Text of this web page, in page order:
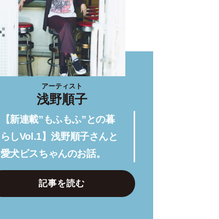
アーティスト
浅野順子
【新連載”もふもふ”との暮
らしVol.1】浅野順子さんと
愛犬ビスちゃんのお話。
記事を読む